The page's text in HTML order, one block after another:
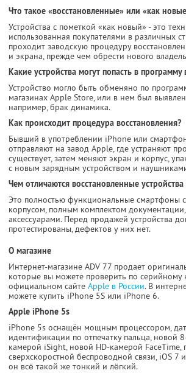
Что такое «восстановленные» или «как
Устройства с пометкой «как новый» - это
использованная покупателями в различных
проходит заводскую процедуру
и экрана, прежде чем обрести нового
Какие устройства могут попасть в программу
Устройство могло быть обменяно по
магазинах Apple Store, или в нем был
например, брак динамика.
Как происходит процедура восстановления?
Бывший в употреблении iPhone или
отправляют на завод Apple, где устраняют
существует, затем меняют экран и корпус,
с новым зарядным устройством и
Чем отличаются восстановленные
Это полностью функциональные смартфоны
корпусом, полным комплектом
аксессуарами. Перед продажей устройства
протестированы, дефектов у них нет.
О магазине
Интернет-магазине ADV 77 продает
которые вы можете проверить по серийному
официальном сайте Apple в России. В
можете купить iPhone 5S или iPhone 6.
Apple iPhone 5s
iPhone 5s оснащён мощным процессором,
идентификации по отпечатку пальца, новой
камерой iSight, новой HD-камерой FaceTime,
сверхскоростной беспроводной связи, iOS 7
он всë такой же тонкий и лëгкий.